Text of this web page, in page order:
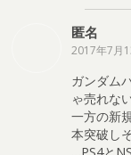
匿名
2017年7月
ガンダム
ゃ売れな
一方の新
本突破し
…PS4と